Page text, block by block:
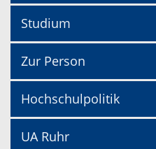
Studium
Zur Person
Hochschulpolitik
UA Ruhr